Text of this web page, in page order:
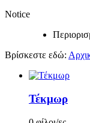
Notice
Βρίσκεστε εδώ:
Τέκμωρ